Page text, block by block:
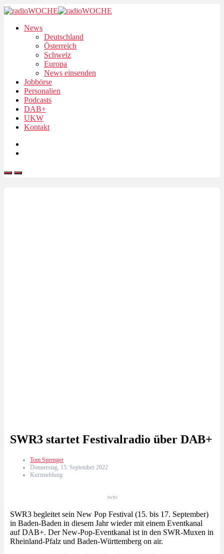
News
Deutschland
Österreich
Schweiz
Europa
News einsenden
Jobbörse
Personalien
Podcasts
DAB+
UKW
Kontakt
SWR3 startet Festivalradio über DAB+
Tom Sprenger
Donnerstag, 15. September 2022
Kurzmeldung
SWR3
SWR3 begleitet sein New Pop Festival (15. bis 17. September)
in Baden-Baden in diesem Jahr wieder mit einem Eventkanal
auf DAB+. Der New-Pop-Eventkanal ist in den SWR-Muxen in
Rheinland-Pfalz und Baden-Württemberg on air.